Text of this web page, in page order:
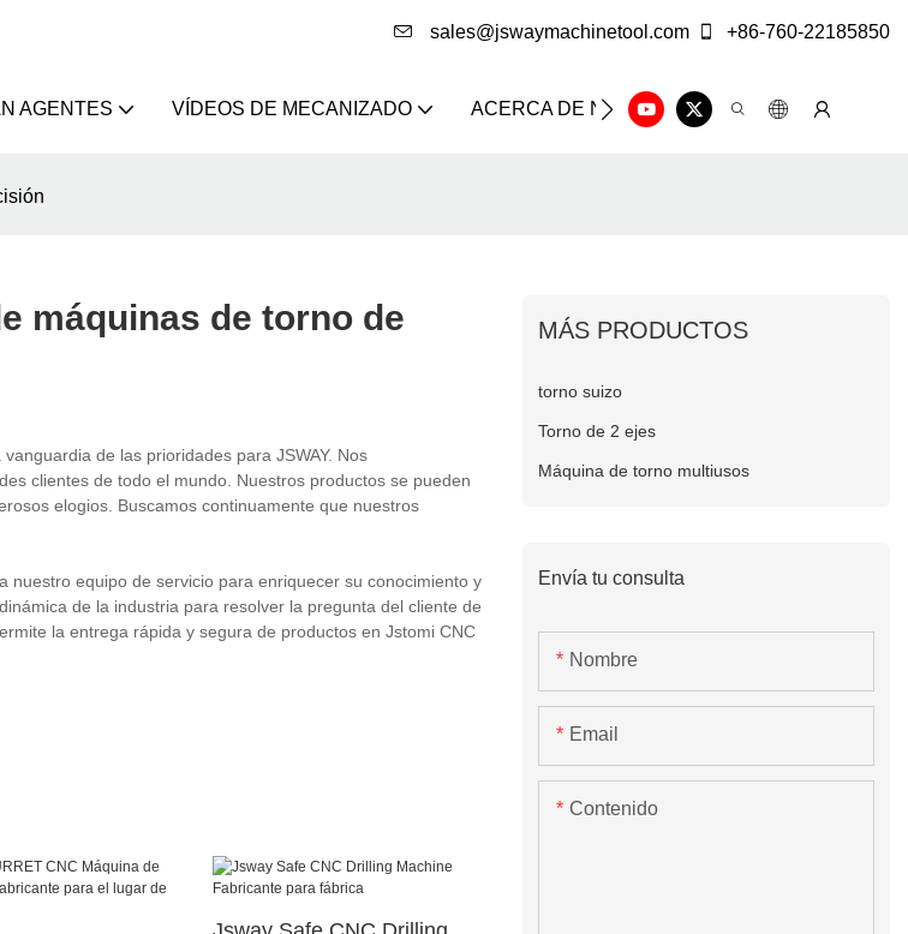
sales@jswaymachinetool.com +86-760-22185850
AGENTES VÍDEOS DE MECANIZADO ACERCA DE NOSOTROS SOLUCIÓN
máquinas de torno de
de las prioridades para JSWAY. Nos
clientes de todo el mundo. Nuestros productos se pueden
elogios. Buscamos continuamente que nuestros
nuestro equipo de servicio para enriquecer su conocimiento y
de la industria para resolver la pregunta del cliente de
la entrega rápida y segura de productos en Jstomi CNC
MÁS PRODUCTOS
torno suizo
Torno de 2 ejes
Máquina de torno multiusos
Envía tu consulta
Nombre
Email
Contenido